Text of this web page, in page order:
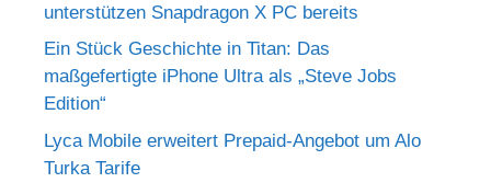
unterstützen Snapdragon X PC bereits
Ein Stück Geschichte in Titan: Das
maßgefertigte iPhone Ultra als „Steve Jobs
Edition“
Lyca Mobile erweitert Prepaid-Angebot um Alo
Turka Tarife